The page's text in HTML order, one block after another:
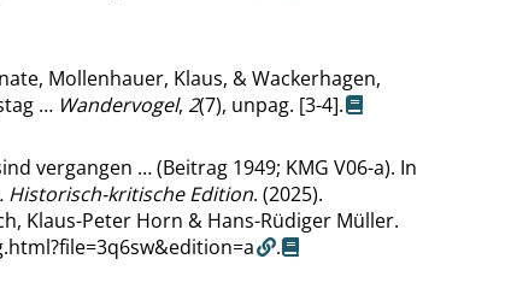
Mollenhauer, Klaus, & Wackerhagen,
… Wandervogel, 2(7), unpag. [3-4].
vergangen … (Beitrag 1949; KMG V06-a). In
Historisch-kritische Edition. (2025).
Klaus-Peter Horn & Hans-Rüdiger Müller.
.